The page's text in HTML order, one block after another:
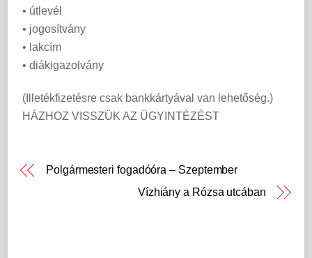
• útlevél
• jogosítvány
• lakcím
• diákigazolvány
(Illetékfizetésre csak bankkártyával van lehetőség.)
HÁZHOZ VISSZÜK AZ ÜGYINTÉZÉST
Polgármesteri fogadóóra – Szeptember
Vízhiány a Rózsa utcában